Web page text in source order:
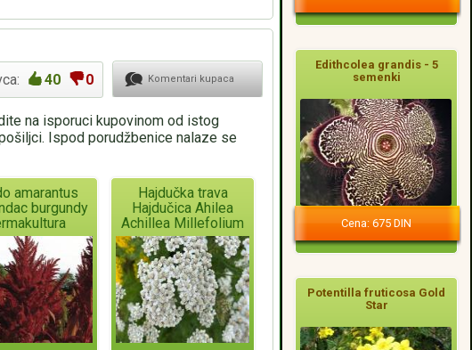
40 0 Komentari kupaca
na isporuci kupovinom od istog
Ispod porudžbenice nalaze se
amarantus
burgundy
Hajdučka trava
Hajdučica Ahilea
Achillea Millefolium
Edithcolea grandis - 5
semenki
Cena: 675 DIN
Potentilla fruticosa Gold
Star